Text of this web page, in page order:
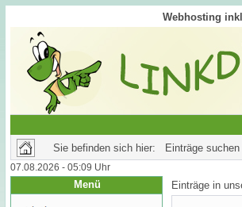
Webhosting
Sie befinden sich hier: Einträge suchen
07.08.2026 - 05:09 Uhr
Menü Einträge in